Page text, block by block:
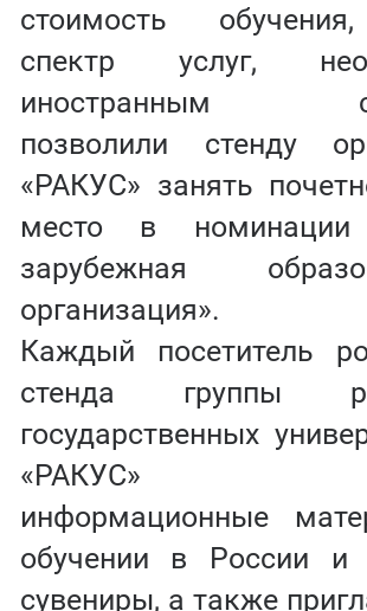
стоимость
спектр услуг,
иностранным
позволили стенду
«РАКУС» занять
место в номинации
зарубежная
организация».
Каждый посетитель
стенда группы
государственных
«РАКУС»
информационные
обучении в России и
сувениры, а также